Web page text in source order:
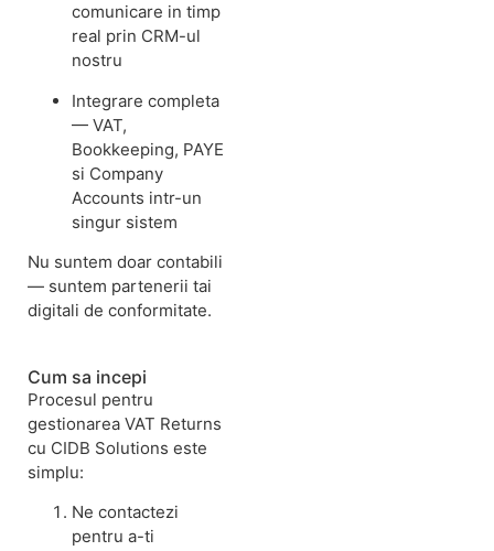
comunicare in timp
real prin CRM-ul
nostru
Integrare completa
— VAT,
Bookkeeping, PAYE
si Company
Accounts intr-un
singur sistem
Nu suntem doar contabili
— suntem partenerii tai
digitali de conformitate.
Cum sa incepi
Procesul pentru
gestionarea VAT Returns
cu CIDB Solutions este
simplu:
Ne contactezi
pentru a-ti